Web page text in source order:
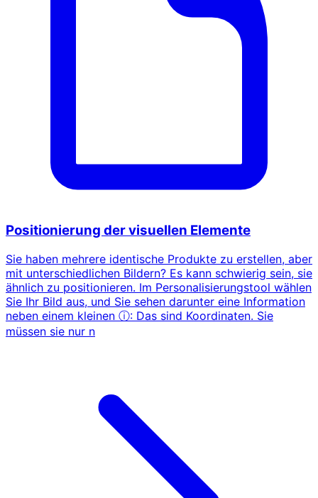
Positionierung der visuellen Elemente
Sie haben mehrere identische Produkte zu erstellen, aber
mit unterschiedlichen Bildern? Es kann schwierig sein, sie
ähnlich zu positionieren. Im Personalisierungstool wählen
Sie Ihr Bild aus, und Sie sehen darunter eine Information
neben einem kleinen ⓘ: Das sind Koordinaten. Sie
müssen sie nur n